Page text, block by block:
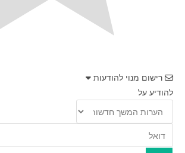
רישום מנוי להודעות
להודיע על